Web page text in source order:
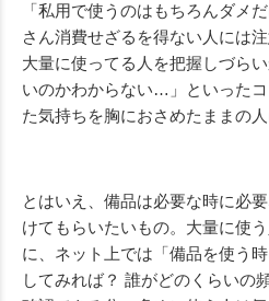
「私用で使うのはもちろんダメ
さん消費せざるを得ない人には
大量に使ってる人を把握しづら
いのかわからない…」といった
た気持ちを胸におさめたままの
とはいえ、備品は必要な時に必
けてもらいたいもの。大量に使
に、ネット上では「備品を使う
してみれば？ 誰がどのくらいの